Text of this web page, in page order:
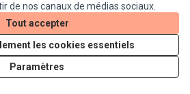
de nos canaux de médias sociaux.
Tout accepter
les cookies essentiels
Paramètres